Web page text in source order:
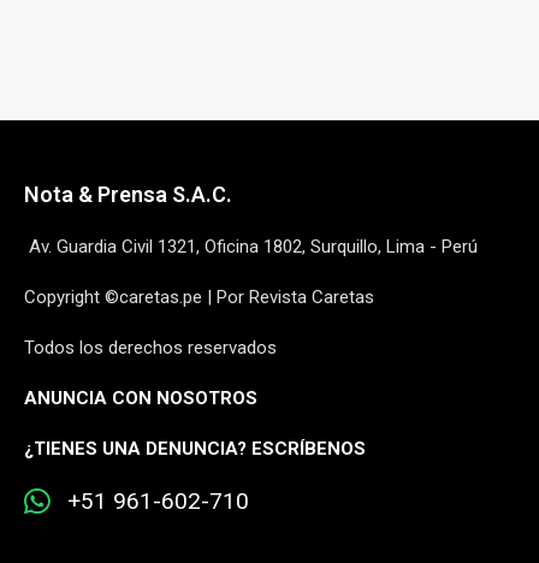
Nota & Prensa S.A.C.
Av. Guardia Civil 1321, Oficina 1802, Surquillo, Lima - Perú
Copyright ©caretas.pe | Por Revista Caretas
Todos los derechos reservados
ANUNCIA CON NOSOTROS
¿TIENES UNA DENUNCIA? ESCRÍBENOS
+51 961-602-710